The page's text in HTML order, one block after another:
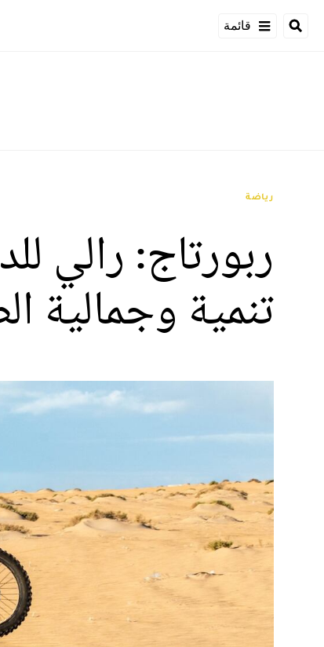
قائمة
رياضة
ربورتاج: رالي
تنمية وجمالية